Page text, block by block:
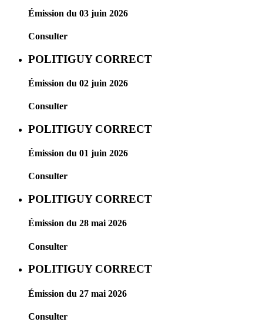
Émission du 03 juin 2026
Consulter
POLITIGUY CORRECT
Émission du 02 juin 2026
Consulter
POLITIGUY CORRECT
Émission du 01 juin 2026
Consulter
POLITIGUY CORRECT
Émission du 28 mai 2026
Consulter
POLITIGUY CORRECT
Émission du 27 mai 2026
Consulter